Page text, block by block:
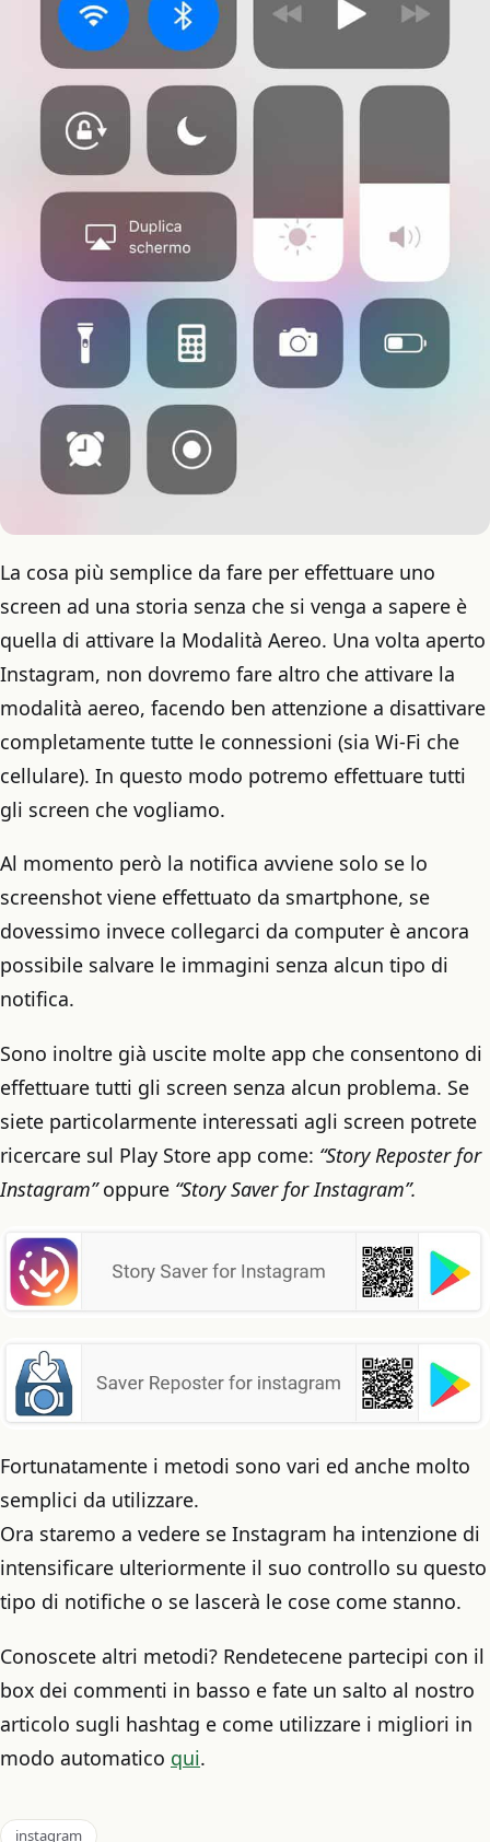
La cosa più semplice da fare per effettuare uno
screen ad una storia senza che si venga a sapere è
quella di attivare la Modalità Aereo. Una volta aperto
Instagram, non dovremo fare altro che attivare la
modalità aereo, facendo ben attenzione a disattivare
completamente tutte le connessioni (sia Wi-Fi che
cellulare). In questo modo potremo effettuare tutti
gli screen che vogliamo.
Al momento però la notifica avviene solo se lo
screenshot viene effettuato da smartphone, se
dovessimo invece collegarci da computer è ancora
possibile salvare le immagini senza alcun tipo di
notifica.
Sono inoltre già uscite molte app che consentono di
effettuare tutti gli screen senza alcun problema. Se
siete particolarmente interessati agli screen potrete
ricercare sul Play Store app come: “Story Reposter for
Instagram”oppure “Story Saver for Instagram”.
Fortunatamente i metodi sono vari ed anche molto
semplici da utilizzare.
Ora staremo a vedere se Instagram ha intenzione di
intensificare ulteriormente il suo controllo su questo
tipo di notifiche o se lascerà le cose come stanno.
Conoscete altri metodi? Rendetecene partecipi con il
box dei commenti in basso e fate un salto al nostro
articolo sugli hashtag e come utilizzare i migliori in
modo automatico qui.
instagram